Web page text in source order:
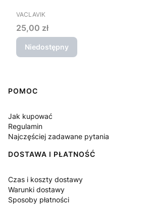
PRODUCENT
VACLAVIK
Cena
25,00 zł
Niedostępny
Linki w stopce
POMOC
Jak kupować
Regulamin
Najczęściej zadawane pytania
DOSTAWA I PŁATNOŚĆ
Czas i koszty dostawy
Warunki dostawy
Sposoby płatności